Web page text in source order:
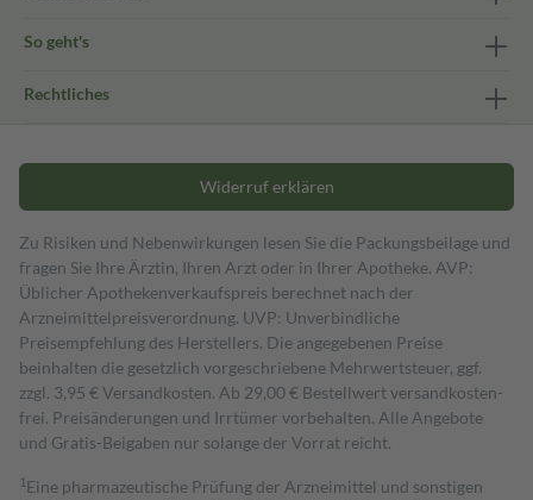
So geht's
Rechtliches
Widerruf erklären
Zu Risiken und Nebenwirkungen lesen Sie die Packungsbeilage und
fragen Sie Ihre Ärztin, Ihren Arzt oder in Ihrer Apotheke. AVP:
Üblicher Apothekenverkaufspreis berechnet nach der
Arzneimittelpreisverordnung. UVP: Unverbindliche
Preisempfehlung des Herstellers. Die angegebenen Preise
beinhalten die gesetzlich vorgeschriebene Mehrwertsteuer, ggf.
zzgl. 3,95 € Versandkosten. Ab 29,00 € Bestell­wert versand­kosten­
frei. Preisänderungen und Irrtümer vorbehalten. Alle Angebote
und Gratis-Beigaben nur solange der Vorrat reicht.
1 Eine pharmazeutische Prüfung der Arzneimittel und sonstigen